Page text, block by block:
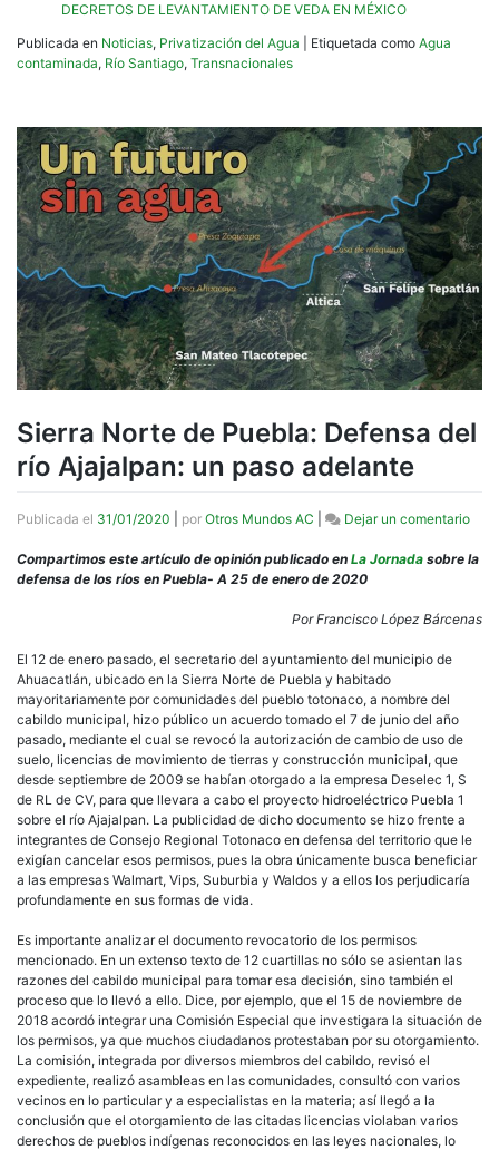
DECRETOS DE LEVANTAMIENTO DE VEDA EN MÉXICO
Publicada en Noticias, Privatización del Agua Etiquetada como Agua
contaminada, Río Santiago, Transnacionales
Sierra Norte de Puebla: Defensa del
río Ajajalpan: un paso adelante
Publicada el 31/01/2020 por Otros Mundos AC Dejar un comentarioen
Compartimos este artículo de opinión publicado en La Jornada sobre la
defensa de los ríos en Puebla- A 25 de enero de 2020
Por Francisco López Bárcenas
El 12 de enero pasado, el secretario del ayuntamiento del municipio de
Ahuacatlán, ubicado en la Sierra Norte de Puebla y habitado
mayoritariamente por comunidades del pueblo totonaco, a nombre del
cabildo municipal, hizo público un acuerdo tomado el 7 de junio del año
pasado, mediante el cual se revocó la autorización de cambio de uso de
suelo, licencias de movimiento de tierras y construcción municipal, que
desde septiembre de 2009 se habían otorgado a la empresa Deselec 1, S
de RL de CV, para que llevara a cabo el proyecto hidroeléctrico Puebla 1
sobre el río Ajajalpan. La publicidad de dicho documento se hizo frente a
integrantes de Consejo Regional Totonaco en defensa del territorio que le
exigían cancelar esos permisos, pues la obra únicamente busca beneficiar
a las empresas Walmart, Vips, Suburbia y Waldos y a ellos los perjudicaría
profundamente en sus formas de vida.
Es importante analizar el documento revocatorio de los permisos
mencionado. En un extenso texto de 12 cuartillas no sólo se asientan las
razones del cabildo municipal para tomar esa decisión, sino también el
proceso que lo llevó a ello. Dice, por ejemplo, que el 15 de noviembre de
2018 acordó integrar una Comisión Especial que investigara la situación de
los permisos, ya que muchos ciudadanos protestaban por su otorgamiento.
La comisión, integrada por diversos miembros del cabildo, revisó el
expediente, realizó asambleas en las comunidades, consultó con varios
vecinos en lo particular y a especialistas en la materia; así llegó a la
conclusión que el otorgamiento de las citadas licencias violaban varios
derechos de pueblos indígenas reconocidos en las leyes nacionales, lo